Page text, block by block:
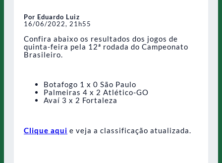
Por Eduardo Luiz
16/06/2022, 21h55
Confira abaixo os resultados dos jogos de
quinta-feira pela 12ª rodada do Campeonato
Brasileiro.
Botafogo 1 x 0 São Paulo
Palmeiras 4 x 2 Atlético-GO
Avaí 3 x 2 Fortaleza
Clique aqui e veja a classificação atualizada.